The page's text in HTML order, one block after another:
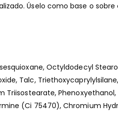
Úselo como base o sobre
Octyldodecyl
Talc,
Triisostearate,
(Ci 75470), Chromium